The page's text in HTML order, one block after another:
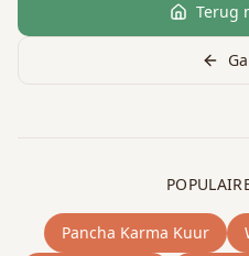
Terug
Pancha Karma Kuur